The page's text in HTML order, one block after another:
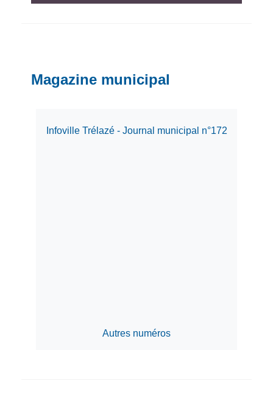
Magazine municipal
Infoville Trélazé - Journal municipal n°172
Autres numéros